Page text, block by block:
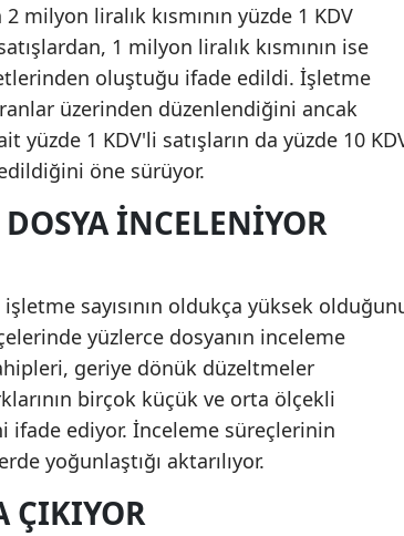
milyon liralık kısmının yüzde 1 KDV
1 milyon liralık kısmının ise
oluştuğu ifade edildi. İşletme
üzerinden düzenlendiğini ancak
1 KDV'li satışların da yüzde 10
öne sürüyor.
INCELENIYOR
sayısının oldukça yüksek
yüzlerce dosyanın inceleme
geriye dönük düzeltmeler
birçok küçük ve orta ölçekli
ifade ediyor. İnceleme süreçlerinin
yoğunlaştığı aktarılıyor.
ÇIKIYOR